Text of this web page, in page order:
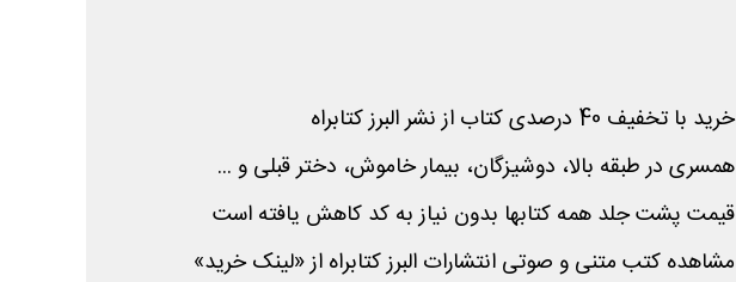
خرید با تخفیف 40 درصدی کتاب از نشر البرز کتابراه
همسری در طبقه بالا، دوشیزگان، بیمار خاموش، دختر قبلی و ...
قیمت پشت جلد همه کتابها بدون نیاز به کد کاهش یافته است
مشاهده کتب متنی و صوتی انتشارات البرز کتابراه از «لینک خرید»